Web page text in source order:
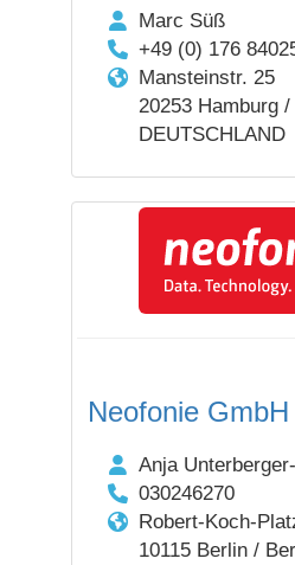
Marc Süß
+49 (0) 176
Mansteinstr. 25
20253 Hamburg
DEUTSCHLAND
Neofonie GmbH
Anja
030246270
Robert-Koch-
10115 Berlin /